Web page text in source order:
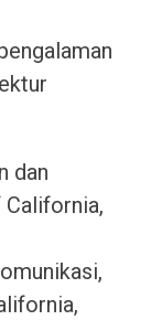
dan
California,